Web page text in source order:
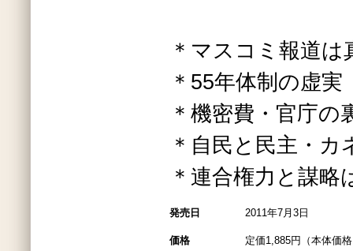
＊マスコミ報道は
＊55年体制の虚実
＊機密費・官庁の
＊自民と民主・カ
＊連合権力と謀
発売日 2011年7月3日
価格 定価1,885円（本体価